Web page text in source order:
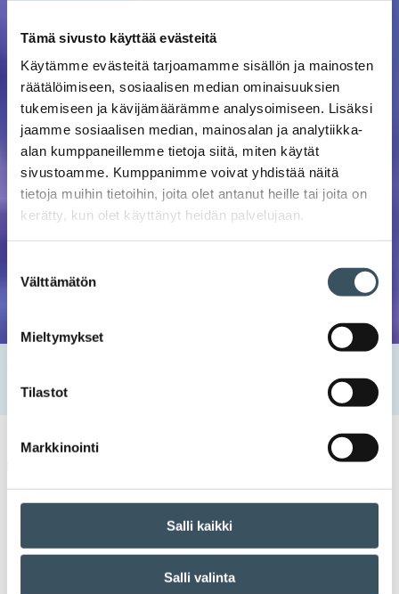
Tämä sivusto käyttää evästeitä
Käytämme evästeitä tarjoamamme sisällön ja mainosten
räätälöimiseen, sosiaalisen median ominaisuuksien
tukemiseen ja kävijämäärämme analysoimiseen. Lisäksi
jaamme sosiaalisen median, mainosalan ja analytiikka-
alan kumppaneillemme tietoja siitä, miten käytät
sivustoamme. Kumppanimme voivat yhdistää näitä
tietoja muihin tietoihin, joita olet antanut heille tai joita on
kerätty, kun olet käyttänyt heidän palvelujaan.
valinta
Välttämätön
Mieltymykset
Tilastot
Markkinointi
Salli kaikki
Salli valinta
Kolme kovaa K:ta: Kontaktointi – Kohtaaminen – Klousaus
Kolme kovaa K:ta: